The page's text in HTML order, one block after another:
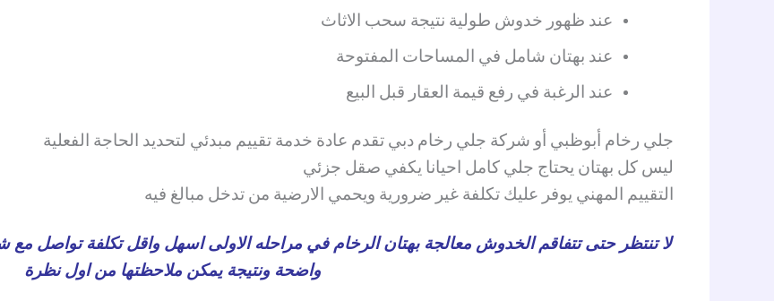
عند ظهور خدوش طولية نتيجة سحب الاثاث
عند بهتان شامل في المساحات المفتوحة
عند الرغبة في رفع قيمة العقار قبل البيع
جلي رخام أبوظبي أو شركة جلي رخام دبي تقدم عادة خدمة تقييم مبدئي لتحديد الحاجة الفعلية
ليس كل بهتان يحتاج جلي كامل احيانا يكفي صقل جزئي
التقييم المهني يوفر عليك تكلفة غير ضرورية ويحمي الارضية من تدخل مبالغ فيه
لا تنتظر حتى تتفاقم الخدوش معالجة بهتان الرخام في مراحله الاولى اسهل واقل تكلفة
واضحة ونتيجة يمكن ملاحظتها من اول نظرة